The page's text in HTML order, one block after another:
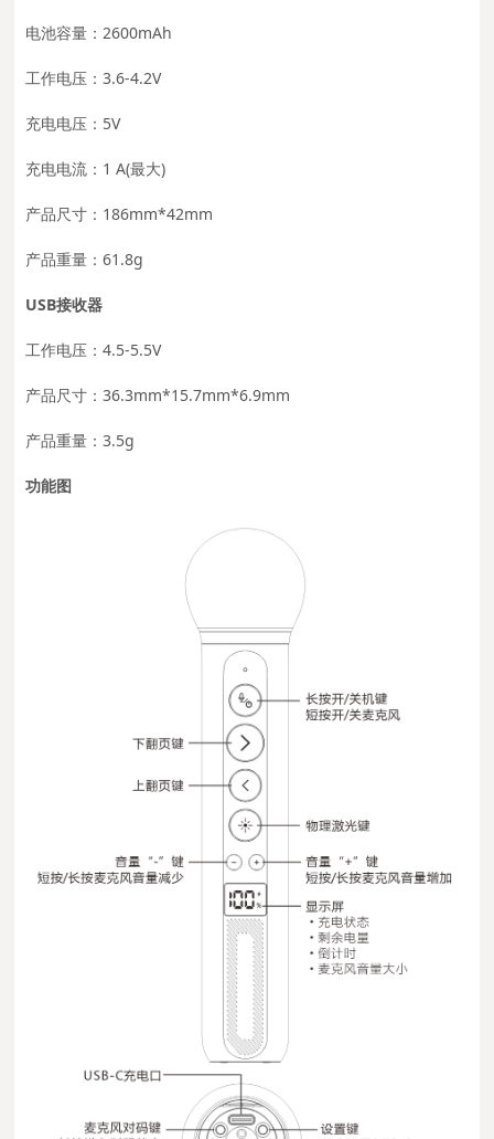
电池容量：2600mAh
工作电压：3.6-4.2V
充电电压：5V
充电电流：1 A(最大)
产品尺寸：186mm*42mm
产品重量：61.8g
USB接收器
工作电压：4.5-5.5V
产品尺寸：36.3mm*15.7mm*6.9mm
产品重量：3.5g
功能图